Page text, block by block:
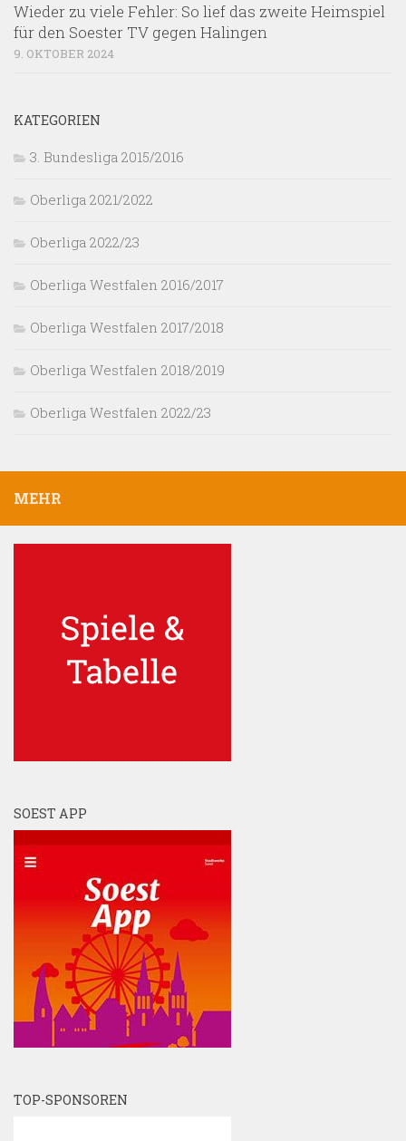
Wieder zu viele Fehler: So lief das zweite Heimspiel
für den Soester TV gegen Halingen
9. OKTOBER 2024
KATEGORIEN
3. Bundesliga 2015/2016
Oberliga 2021/2022
Oberliga 2022/23
Oberliga Westfalen 2016/2017
Oberliga Westfalen 2017/2018
Oberliga Westfalen 2018/2019
Oberliga Westfalen 2022/23
MEHR
SOEST APP
TOP-SPONSOREN